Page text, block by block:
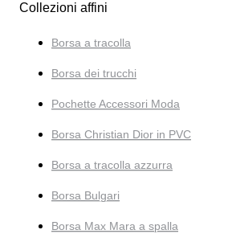
Collezioni affini
Borsa a tracolla
Borsa dei trucchi
Pochette Accessori Moda
Borsa Christian Dior in PVC
Borsa a tracolla azzurra
Borsa Bulgari
Borsa Max Mara a spalla